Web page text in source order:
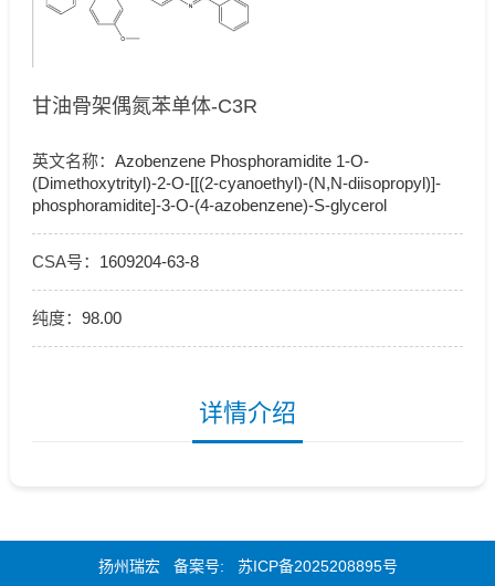
甘油骨架偶氮苯单体-C3R
英文名称： Azobenzene Phosphoramidite 1-O-
(Dimethoxytrityl)-2-O-[[(2-cyanoethyl)-(N,N-diisopropyl)]-
phosphoramidite]-3-O-(4-azobenzene)-S-glycerol
CSA号： 1609204-63-8
纯度： 98.00
详情介绍
扬州瑞宏 备案号: 苏ICP备2025208895号